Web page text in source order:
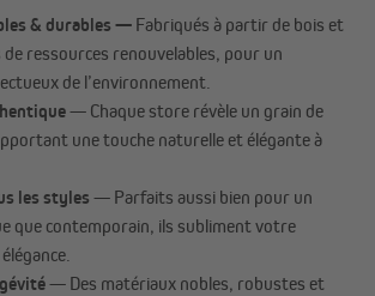
& durables — Fabriqués à partir de bois et
ressources renouvelables, pour un
de l’environnement.
— Chaque store révèle un grain de
une touche naturelle et élégante à
les styles — Parfaits aussi bien pour un
que contemporain, ils subliment votre
— Des matériaux nobles, robustes et